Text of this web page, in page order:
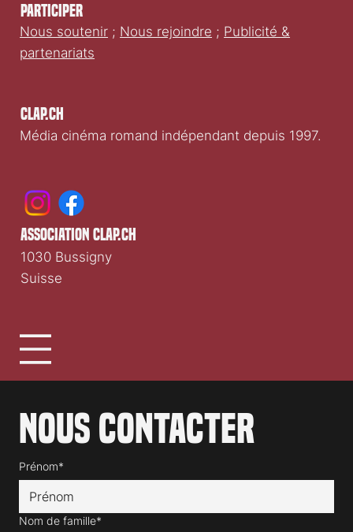
Clap.ch
Média cinéma romand indépendant depuis 1997.
Participer
Nous soutenir ; Nous rejoindre ; Publicité &
partenariats
Nous contacter
Prénom*
Nom de famille*
association clap.ch
1030 Bussigny
Suisse